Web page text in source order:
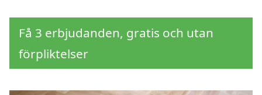
Få 3 erbjudanden, gratis och utan
förpliktelser